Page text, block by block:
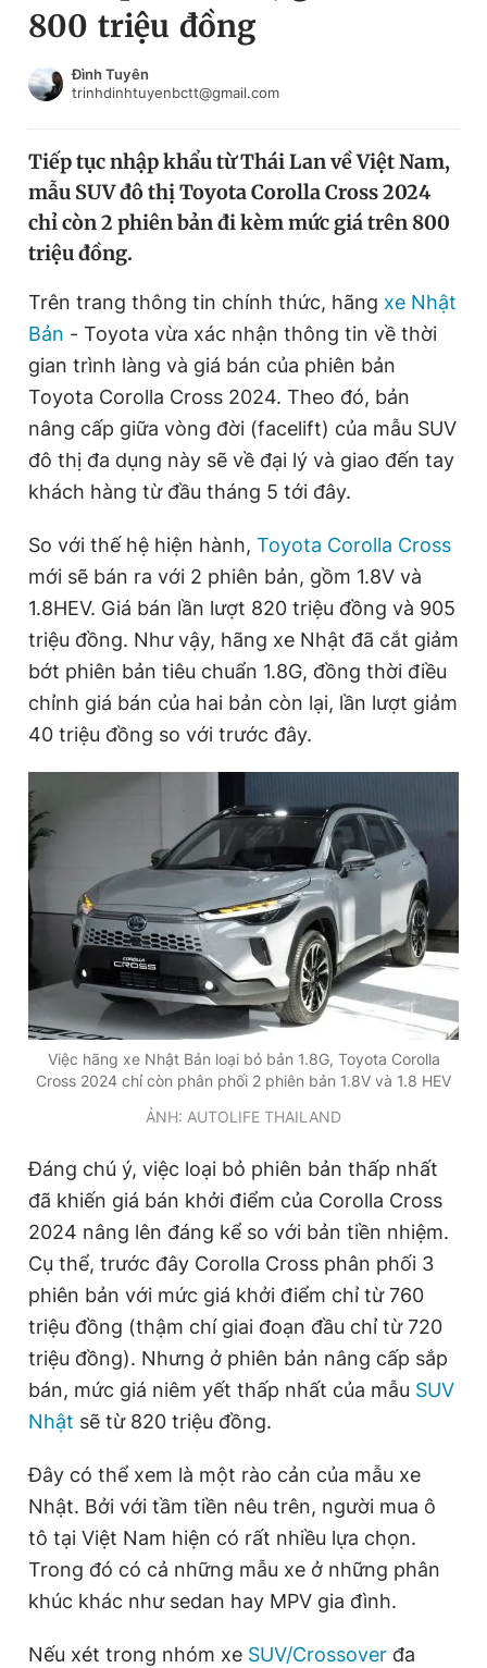
Chuyên mục khác
Chào ngày mới
Video Magazine
Tiện ích Bạn cần biết
Thông tin tòa soạn Liên hệ quảng cáo
Đọc Thanh Niên trên điện thoại
Theo dõi báo trên
Đặt báo Quảng cáo RSS Tòa soạn Chính sách bảo
Tổng biên tập: Nguyễn Ngọc Toàn
Phó tổng biên tập thường trực: Hải Thành
Phó tổng biên tập: Lâm Hiếu Dũng
Phó tổng biên tập: Trần Việt Hưng
Tổng thư ký tòa soạn: Đức Trung
Giấy phép xuất bản số 110/GP - BTTTT cấp ngày 24.3.2020
© 2003-2026 Bản quyền thuộc về Báo Thanh Niên. Cấm sao
chép dưới mọi hình thức nếu không có sự chấp thuận bằng văn
bản. Phát triển bởi ePi Technologies, JSC.
Tin đã xem
800 triệu đồng
Đình Tuyên
trinhdinhtuyenbctt@gmail.com
Tiếp tục nhập khẩu từ Thái Lan về Việt Nam,
mẫu SUV đô thị Toyota Corolla Cross 2024
chỉ còn 2 phiên bản đi kèm mức giá trên 800
triệu đồng.
Trên trang thông tin chính thức, hãng xe Nhật
Bản - Toyota vừa xác nhận thông tin về thời
gian trình làng và giá bán của phiên bản
Toyota Corolla Cross 2024. Theo đó, bản
nâng cấp giữa vòng đời (facelift) của mẫu SUV
đô thị đa dụng này sẽ về đại lý và giao đến tay
khách hàng từ đầu tháng 5 tới đây.
So với thế hệ hiện hành, Toyota Corolla Cross
mới sẽ bán ra với 2 phiên bản, gồm 1.8V và
1.8HEV. Giá bán lần lượt 820 triệu đồng và 905
triệu đồng. Như vậy, hãng xe Nhật đã cắt giảm
bớt phiên bản tiêu chuẩn 1.8G, đồng thời điều
chỉnh giá bán của hai bản còn lại, lần lượt giảm
40 triệu đồng so với trước đây.
Việc hãng xe Nhật Bản loại bỏ bản 1.8G, Toyota Corolla
Cross 2024 chỉ còn phân phối 2 phiên bản 1.8V và 1.8 HEV
ẢNH: AUTOLIFE THAILAND
Đáng chú ý, việc loại bỏ phiên bản thấp nhất
đã khiến giá bán khởi điểm của Corolla Cross
2024 nâng lên đáng kể so với bản tiền nhiệm.
Cụ thể, trước đây Corolla Cross phân phối 3
phiên bản với mức giá khởi điểm chỉ từ 760
triệu đồng (thậm chí giai đoạn đầu chỉ từ 720
triệu đồng). Nhưng ở phiên bản nâng cấp sắp
bán, mức giá niêm yết thấp nhất của mẫu SUV
Nhật sẽ từ 820 triệu đồng.
Đây có thể xem là một rào cản của mẫu xe
Nhật. Bởi với tầm tiền nêu trên, người mua ô
tô tại Việt Nam hiện có rất nhiều lựa chọn.
Trong đó có cả những mẫu xe ở những phân
khúc khác như sedan hay MPV gia đình.
Nếu xét trong nhóm xe SUV/Crossover đa